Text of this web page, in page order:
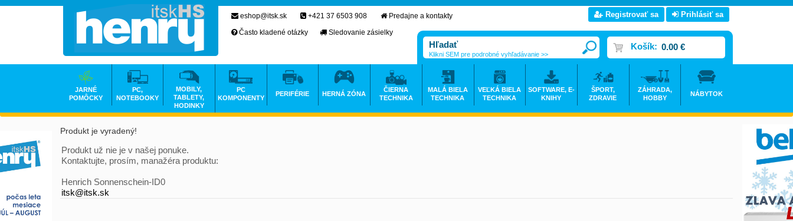
Produkt je vyradený!
Produkt už nie je v našej ponuke.
Kontaktujte, prosím, manažéra produktu:
Henrich Sonnenschein-ID0
itsk@itsk.sk
eshop@itsk.sk +421 37 6503 908
Predajne a kontakty
Často kladené otázky
Sledovanie zásielky
Registrovať sa Prihlásiť sa
Košík: 0.00 €
Klikni SEM pre podrobné vyhľadávanie >>
JARNÉ
POMÔCKY
PC,
NOTEBOOKY
MOBILY,
TABLETY,
HODINKY
PC
KOMPONENTY
PERIFÉRIE HERNÁ ZÓNA
ČIERNA
TECHNIKA
MALÁ BIELA
TECHNIKA
VEĽKÁ BIELA
TECHNIKA
SOFTWARE, E-
KNIHY
ŠPORT,
ZDRAVIE
ZÁHRADA,
HOBBY
NÁBYTOK